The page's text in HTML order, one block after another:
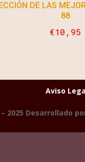
DE LAS
88
€10,95
Aviso
2025 Desarrollado